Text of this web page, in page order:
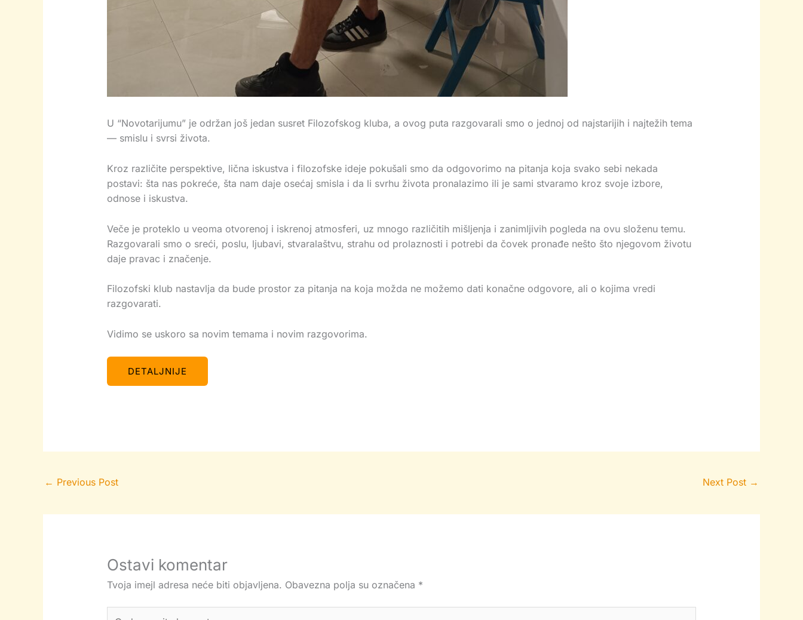
U “Novotarijumu” je održan još jedan susret Filozofskog kluba, a ovog puta razgovarali smo o jednoj od najstarijih i najtežih tema
— smislu i svrsi života.
Kroz različite perspektive, lična iskustva i filozofske ideje pokušali smo da odgovorimo na pitanja koja svako sebi nekada
postavi: šta nas pokreće, šta nam daje osećaj smisla i da li svrhu života pronalazimo ili je sami stvaramo kroz svoje izbore,
odnose i iskustva.
Veče je proteklo u veoma otvorenoj i iskrenoj atmosferi, uz mnogo različitih mišljenja i zanimljivih pogleda na ovu složenu temu.
Razgovarali smo o sreći, poslu, ljubavi, stvaralaštvu, strahu od prolaznosti i potrebi da čovek pronađe nešto što njegovom životu
daje pravac i značenje.
Filozofski klub nastavlja da bude prostor za pitanja na koja možda ne možemo dati konačne odgovore, ali o kojima vredi
razgovarati.
Vidimo se uskoro sa novim temama i novim razgovorima.
DETALJNIJE
← Previous Post Next Post →
Ostavi komentar
Tvoja imejl adresa neće biti objavljena. Obavezna polja su označena *